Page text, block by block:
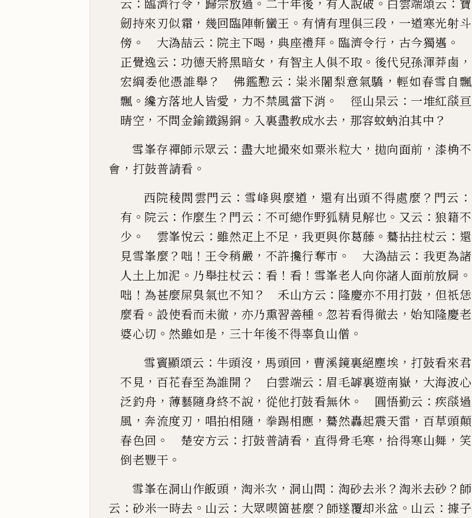
云
臨濟行令 歸宗放過 二十年後 有人說破 白雲端頌云
寶
劒持來刃似霜 ， 幾回臨陣斬蠻王 。 有情有理俱三段 ， 一道寒光射斗
傍 。 大溈喆云 ： 院主下喝 ，典座禮拜 。 臨濟令行 ， 古今獨邁 。
正覺逸云 ： 功德天將黑暗女 ， 有智主人俱不取 。 後代兒孫渾莽鹵 ，
宏綱委他憑誰舉 ？ 佛鑑懃云 ： 粜米闍梨意氣驕 ， 輕如春雪自飄
飄 。 纔方落地人皆愛 ， 力不禁風當下消 。 徑山杲云 ： 一堆紅𦦨亘
晴空 ， 不問金鍮鐵錫銅 。 入裏盡教成水去 ， 那容蚊蚋泊其中 ？
雪峯存禪師示眾云 ： 盡大地撮來如粟米粒大 ， 拋向面前 ， 漆桷不
會 ， 打鼓普請看 。
西院稜問雲門云 ： 雪峰與麼道 ， 還有出頭不得處麼 ？ 門云 ：
有 。 院云 ： 作麼生 ？ 門云 ： 不可總作野狐精見解也 。 又云 ：狼籍不
少 。 雲峯悅云 ：雖然疋上不足 ， 我更與你葛藤 。驀拈拄杖云 ： 還
見雪峯麼 ？ 咄 ！ 王令稍嚴 ， 不許攙行奪市 。 大溈喆云 ： 我更為諸
人土 上加泥 。 乃舉拄杖云 ： 看 ！ 看 ！ 雪峯老人向你諸人面前放屙 。
咄 ！ 為甚麼屎臭氣也不知 ？ 禾山方云 ： 隆慶亦不用打鼓 ， 但祇恁
麼看 。 設使看而未徹 ， 亦乃熏習善種 。 忽若看得徹去 ，始知隆慶老
婆心切 。 然雖如是 ， 三十年後不得辜負山僧 。
雪竇顯頌云 ： 牛頭沒 ， 馬頭回 ， 曹溪鏡裏絕塵埃 ， 打鼓看來君
不見 ， 百花春至為誰開 ？ 白雲端云 ： 眉毛罅裏遊南嶽 ， 大海波心
泛釣舟 ， 薄藝隨身終不說 ， 從他打鼓看無休 。 圓悟勤云 ： 疾𦦨過
風 ， 奔流度刃 ， 唱拍相隨 ， 拳踢相應 ，驀然轟起震天雷 ， 百草頭顛
春色回 。 楚安方云 ： 打鼓普請看 ， 直得骨毛寒 ，拾得寒山舞 ， 笑
倒老豐干 。
雪峯在洞山作飯頭 ， 淘米次 ， 洞山問 ： 淘砂去米 ？ 淘米去砂 ？ 師
云 ：砂米一時去 。 山云 ： 大眾喫箇甚麼 ？ 師遂覆却米盆 。 山云 ： 據子